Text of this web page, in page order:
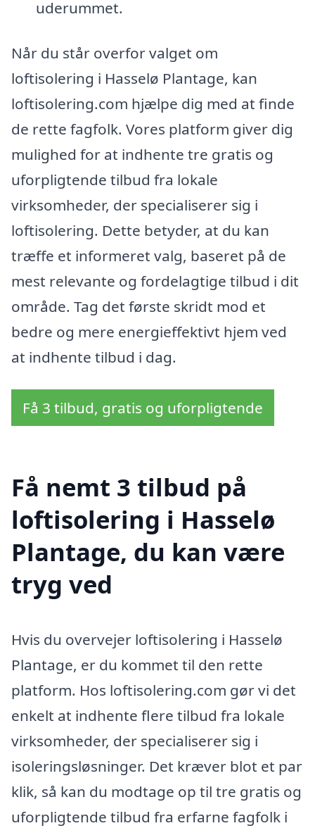
uderummet.
Når du står overfor valget om
loftisolering i Hasselø Plantage, kan
loftisolering.com hjælpe dig med at finde
de rette fagfolk. Vores platform giver dig
mulighed for at indhente tre gratis og
uforpligtende tilbud fra lokale
virksomheder, der specialiserer sig i
loftisolering. Dette betyder, at du kan
træffe et informeret valg, baseret på de
mest relevante og fordelagtige tilbud i dit
område. Tag det første skridt mod et
bedre og mere energieffektivt hjem ved
at indhente tilbud i dag.
Få 3 tilbud, gratis og uforpligtende
Få nemt 3 tilbud på
loftisolering i Hasselø
Plantage, du kan være
tryg ved
Hvis du overvejer loftisolering i Hasselø
Plantage, er du kommet til den rette
platform. Hos loftisolering.com gør vi det
enkelt at indhente flere tilbud fra lokale
virksomheder, der specialiserer sig i
isoleringsløsninger. Det kræver blot et par
klik, så kan du modtage op til tre gratis og
uforpligtende tilbud fra erfarne fagfolk i